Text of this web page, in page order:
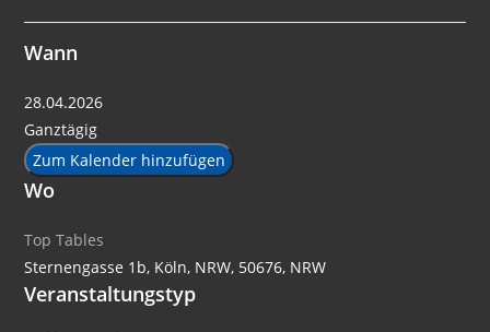
Wann
28.04.2026
Ganztägig
Zum Kalender hinzufügen
Wo
Top Tables
Sternengasse 1b, Köln, NRW, 50676, NRW
Veranstaltungstyp